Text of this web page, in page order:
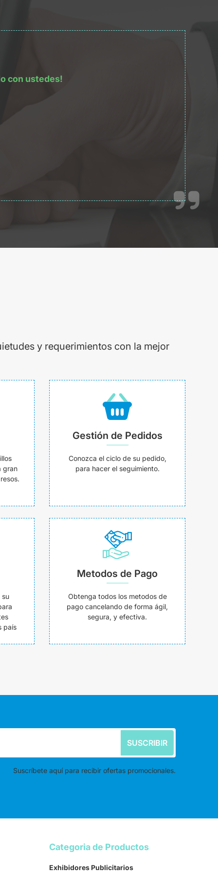
con ustedes!
y requerimientos con la mejor
gran
Gestión de Pedidos
Conozca el ciclo de su pedido,
para hacer el seguimiento.
su
país
Metodos de Pago
Obtenga todos los metodos de
pago cancelando de forma ágil,
segura, y efectiva.
SUSCRIBIR
Suscríbete aquí para recibir ofertas promocionales.
Categoria de Productos
Exhibidores Publicitarios